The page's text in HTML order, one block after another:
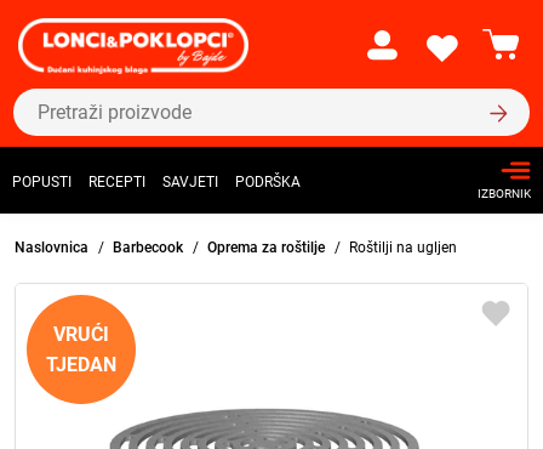
POPUSTI RECEPTI SAVJETI PODRŠKA
IZBORNIK
Naslovnica Barbecook Oprema za roštilje Roštilji na ugljen
VRUĆI
TJEDAN